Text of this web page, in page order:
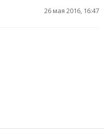
26 мая 2016, 16:47